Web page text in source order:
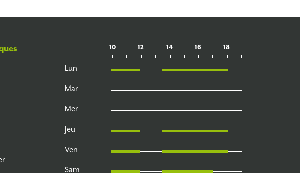
10 12 14 16 18
Lun
Mar
Mer
Jeu
Ven
Sam